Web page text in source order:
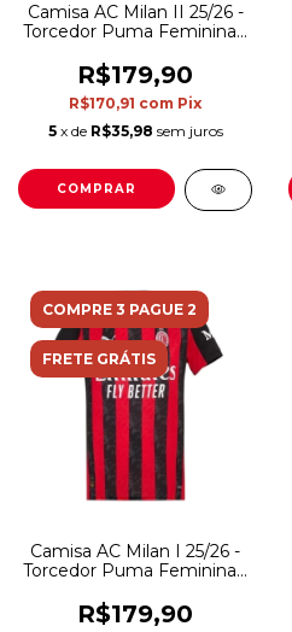
Camisa AC Milan II 25/26 -
Torcedor Puma Feminina -
vermelho e preto
R$179,90
R$170,91 com Pix
5 x de R$35,98 sem juros
COMPRAR
COMPRE 3 PAGUE 2
FRETE GRÁTIS
Camisa AC Milan I 25/26 -
Torcedor Puma Feminina -
detalhes em cinza
R$179,90